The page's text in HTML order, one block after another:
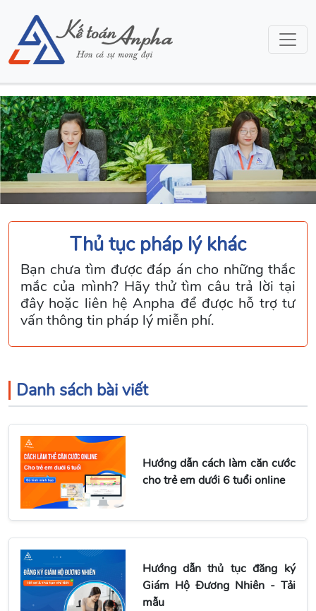
Thủ tục pháp lý khác
Bạn chưa tìm được đáp án cho những thắc
mắc của mình? Hãy thử tìm câu trả lời tại
đây hoặc liên hệ Anpha để được hỗ trợ tư
vấn thông tin pháp lý miễn phí.
Danh sách bài viết
Hướng dẫn cách làm căn cước
cho trẻ em dưới 6 tuổi online
Hướng dẫn thủ tục đăng ký
Giám Hộ Đương Nhiên - Tải
mẫu